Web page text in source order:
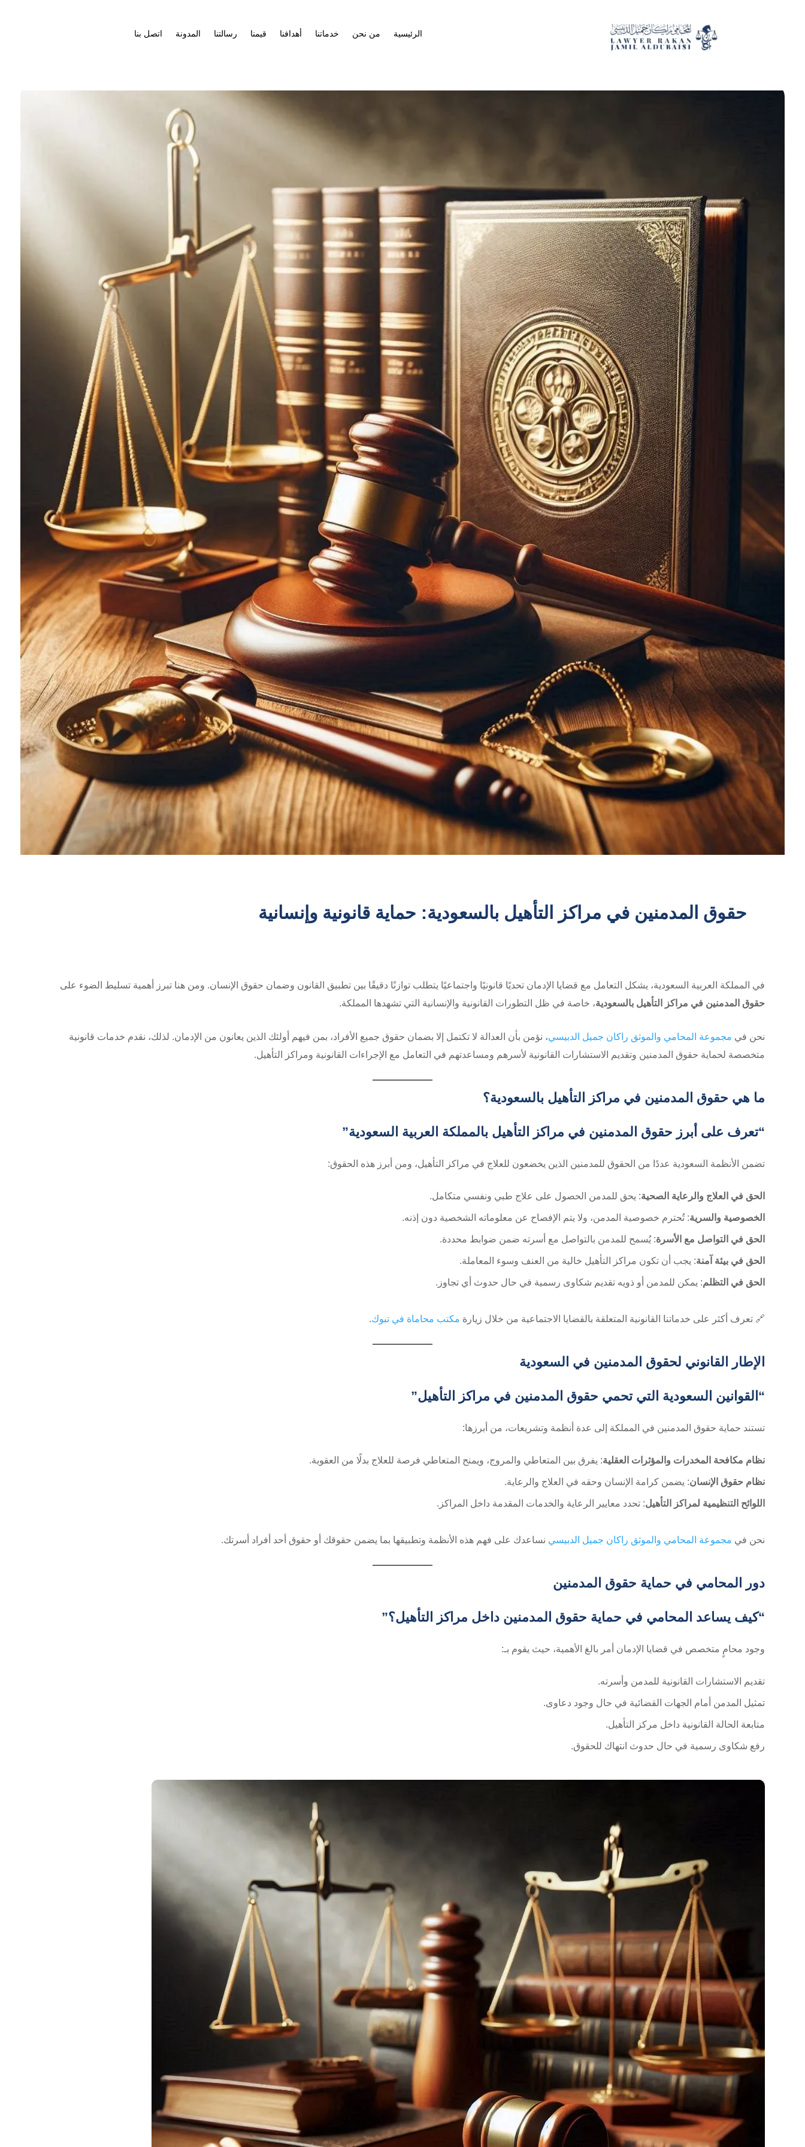
الرئيسية من نحن خدماتنا أهدافنا قيمنا رسالتنا المدونة اتصل بنا
حقوق المدمنين في مراكز التأهيل بالسعودية: حماية قانونية وإنسانية
في المملكة العربية السعودية، يشكل التعامل مع قضايا الإدمان تحديًا قانونيًا واجتماعيًا يتطلب توازنًا دقيقًا بين تطبيق القانون وضمان حقوق الإنسان. ومن هنا تبرز أهمية تسليط الضوء على
حقوق المدمنين في مراكز التأهيل بالسعودية، خاصة في ظل التطورات القانونية والإنسانية التي تشهدها المملكة.
نحن في مجموعة المحامي والموثق راكان جميل الدبيسي، نؤمن بأن العدالة لا تكتمل إلا بضمان حقوق جميع الأفراد، بمن فيهم أولئك الذين يعانون من الإدمان. لذلك، نقدم خدمات قانونية
متخصصة لحماية حقوق المدمنين وتقديم الاستشارات القانونية لأسرهم ومساعدتهم في التعامل مع الإجراءات القانونية ومراكز التأهيل.
ما هي حقوق المدمنين في مراكز التأهيل بالسعودية؟
“تعرف على أبرز حقوق المدمنين في مراكز التأهيل بالمملكة العربية السعودية”
تضمن الأنظمة السعودية عددًا من الحقوق للمدمنين الذين يخضعون للعلاج في مراكز التأهيل، ومن أبرز هذه الحقوق:
الحق في العلاج والرعاية الصحية: يحق للمدمن الحصول على علاج طبي ونفسي متكامل.
الخصوصية والسرية: تُحترم خصوصية المدمن، ولا يتم الإفصاح عن معلوماته الشخصية دون إذنه.
الحق في التواصل مع الأسرة: يُسمح للمدمن بالتواصل مع أسرته ضمن ضوابط محددة.
الحق في بيئة آمنة: يجب أن تكون مراكز التأهيل خالية من العنف وسوء المعاملة.
الحق في التظلم: يمكن للمدمن أو ذويه تقديم شكاوى رسمية في حال حدوث أي تجاوز.
🔗 تعرف أكثر على خدماتنا القانونية المتعلقة بالقضايا الاجتماعية من خلال زيارة مكتب محاماة في تبوك.
الإطار القانوني لحقوق المدمنين في السعودية
“القوانين السعودية التي تحمي حقوق المدمنين في مراكز التأهيل”
تستند حماية حقوق المدمنين في المملكة إلى عدة أنظمة وتشريعات، من أبرزها:
نظام مكافحة المخدرات والمؤثرات العقلية: يفرق بين المتعاطي والمروج، ويمنح المتعاطي فرصة للعلاج بدلًا من العقوبة.
نظام حقوق الإنسان: يضمن كرامة الإنسان وحقه في العلاج والرعاية.
اللوائح التنظيمية لمراكز التأهيل: تحدد معايير الرعاية والخدمات المقدمة داخل المراكز.
نحن في مجموعة المحامي والموثق راكان جميل الدبيسي نساعدك على فهم هذه الأنظمة وتطبيقها بما يضمن حقوقك أو حقوق أحد أفراد أسرتك.
دور المحامي في حماية حقوق المدمنين
“كيف يساعد المحامي في حماية حقوق المدمنين داخل مراكز التأهيل؟”
وجود محامٍ متخصص في قضايا الإدمان أمر بالغ الأهمية، حيث يقوم بـ:
تقديم الاستشارات القانونية للمدمن وأسرته.
تمثيل المدمن أمام الجهات القضائية في حال وجود دعاوى.
متابعة الحالة القانونية داخل مركز التأهيل.
رفع شكاوى رسمية في حال حدوث انتهاك للحقوق.